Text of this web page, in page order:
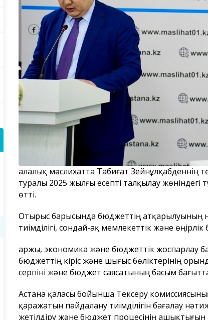
Астана қаласының
тұрғындарының назарына!
Астана қаласы
тұрғындарының және
қаласы мәслихатының
Қалалық мәслихатта Табиғат
туралы 2025 жылғы есепті талқылау
өтті.
Отырыс барысында бюджеттің атқарылуының
тиімділігі, сондай-ақ мемлекеттік және
Қаржы, экономика және бюджеттік жоспарлау
бюджеттің кіріс және шығыс бөліктерінің
серпіні және бюджет саясатының басым
Астана қаласы бойынша Тексеру
қаражатын пайдалану тиімділігін бағалау
жетілдіру және бюджет процесінің